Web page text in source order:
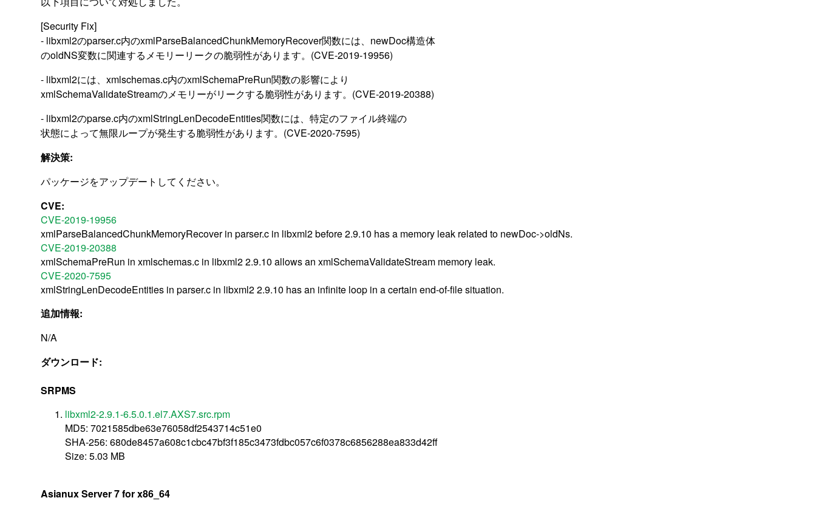
[Security Fix]
- libxml2のparser.c内のxmlParseBalancedChunkMemoryRecover関数には、newDoc構造体
のoldNS変数に関連するメモリーリークの脆弱性があります。(CVE-2019-19956)
- libxml2には、xmlschemas.c内のxmlSchemaPreRun関数の影響により
xmlSchemaValidateStreamのメモリーがリークする脆弱性があります。(CVE-2019-20388)
- libxml2のparse.c内のxmlStringLenDecodeEntities関数には、特定のファイル終端の
状態によって無限ループが発生する脆弱性があります。(CVE-2020-7595)
解決策:
パッケージをアップデートしてください。
CVE:
CVE-2019-19956
xmlParseBalancedChunkMemoryRecover in parser.c in libxml2 before 2.9.10 has a memory leak related to newDoc->oldNs.
CVE-2019-20388
xmlSchemaPreRun in xmlschemas.c in libxml2 2.9.10 allows an xmlSchemaValidateStream memory leak.
CVE-2020-7595
xmlStringLenDecodeEntities in parser.c in libxml2 2.9.10 has an infinite loop in a certain end-of-file situation.
追加情報:
N/A
ダウンロード:
SRPMS
libxml2-2.9.1-6.5.0.1.el7.AXS7.src.rpm
MD5: 7021585dbe63e76058df2543714c51e0
SHA-256: 680de8457a608c1cbc47bf3f185c3473fdbc057c6f0378c6856288ea833d42ff
Size: 5.03 MB
Asianux Server 7 for x86_64